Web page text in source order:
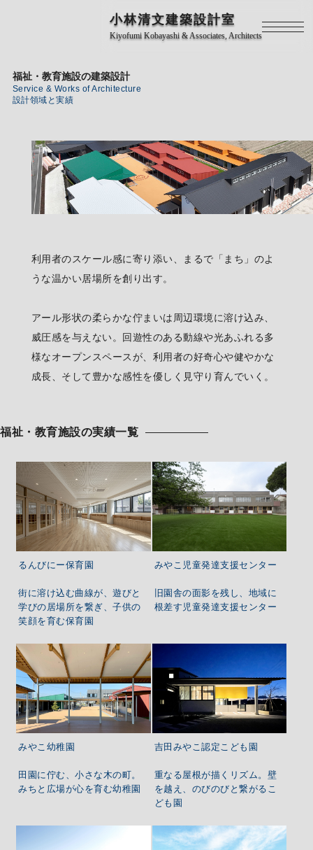
小林清文建築設計室
Kiyofumi Kobayashi & Associates, Architects
福祉・教育施設の建築設計
Service & Works of Architecture
設計領域と実績
利用者のスケール感に寄り添い、まるで「まち」のよ
うな温かい居場所を創り出す。
アール形状の柔らかな佇まいは周辺環境に溶け込み、
威圧感を与えない。回遊性のある動線や光あふれる多
様なオープンスペースが、利用者の好奇心や健やかな
成長、そして豊かな感性を優しく見守り育んでいく。
福祉・教育施設の実績一覧
るんびにー保育園
街に溶け込む曲線が、遊びと
学びの居場所を繋ぎ、子供の
笑顔を育む保育園
みやこ児童発達支援センター
旧園舎の面影を残し、地域に
根差す児童発達支援センター
みやこ幼稚園
田園に佇む、小さな木の町。
みちと広場が心を育む幼稚園
吉田みやこ認定こども園
重なる屋根が描くリズム。壁
を越え、のびのびと繋がるこ
ども園